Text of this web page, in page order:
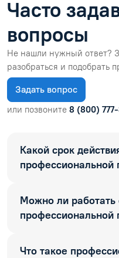
Часто
вопросы
Не нашли нужный ответ?
разобраться и подобрать
Задать вопрос
или позвоните 8 (800) 777-
Какой срок
профессиональной
Можно ли
профессиональной
Что такое